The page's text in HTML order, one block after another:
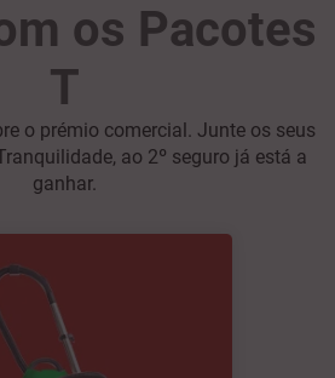
os Pacotes
T
o prémio comercial. Junte os seus
ao 2º seguro já está a
ganhar.